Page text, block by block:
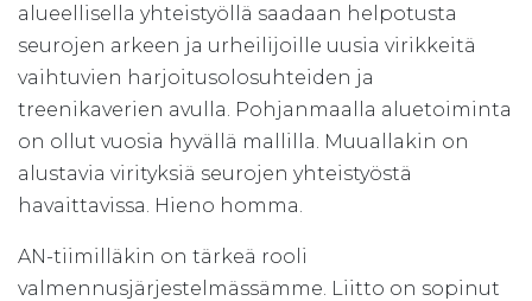
alueellisella yhteistyöllä saadaan helpotusta
seurojen arkeen ja urheilijoille uusia virikkeitä
vaihtuvien harjoitusolosuhteiden ja
treenikaverien avulla. Pohjanmaalla aluetoiminta
on ollut vuosia hyvällä mallilla. Muuallakin on
alustavia virityksiä seurojen yhteistyöstä
havaittavissa. Hieno homma.
AN-tiimilläkin on tärkeä rooli
valmennusjärjestelmässämme. Liitto on sopinut